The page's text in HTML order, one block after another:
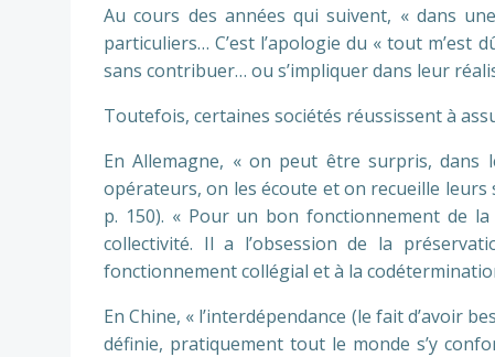
Au cours des années qui suivent, « dans
particuliers… C’est l’apologie du « tout m’est
sans contribuer… ou s’impliquer dans leur
Toutefois, certaines sociétés réussissent à
En Allemagne, « on peut être surpris, dans
opérateurs, on les écoute et on recueille leurs
p. 150). « Pour un bon fonctionnement de
collectivité. Il a l’obsession de la
fonctionnement collégial et à la
En Chine, « l’interdépendance (le fait d’avoir
définie, pratiquement tout le monde s’y